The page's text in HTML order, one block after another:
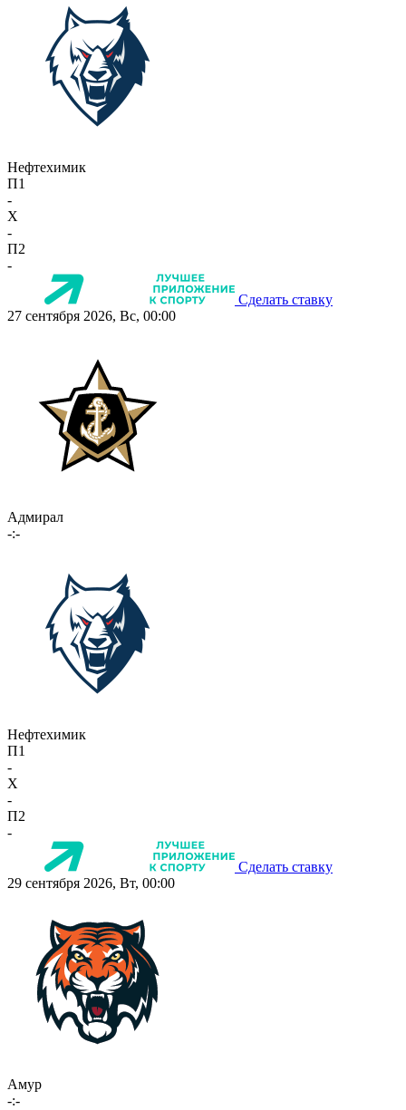
Нефтехимик
П1
-
X
-
П2
-
Сделать ставку
27 сентября 2026, Вс, 00:00
Адмирал
-:-
Нефтехимик
П1
-
X
-
П2
-
Сделать ставку
29 сентября 2026, Вт, 00:00
Амур
-:-